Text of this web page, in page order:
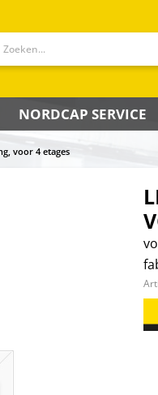
NORDCAP SERVICE
voor 4 etages